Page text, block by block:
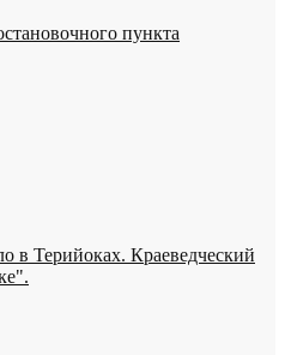
пункта
в Терийоках. Краеведческий